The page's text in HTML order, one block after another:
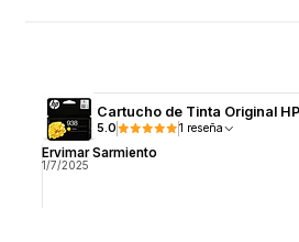
Cartucho de Tinta Original
5.0 1 reseña
Ervimar Sarmiento
1/7/2025